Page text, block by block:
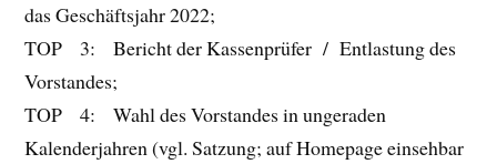
das Geschäftsjahr 2022;
TOP 3: Bericht der Kassenprüfer / Entlastung des
Vorstandes;
TOP 4: Wahl des Vorstandes in ungeraden
Kalenderjahren (vgl. Satzung; auf Homepage einsehbar